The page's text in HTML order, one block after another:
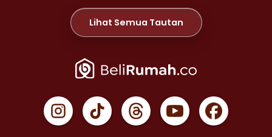
Properti Dijual di Meruya >
Properti Dijual di Jelambar >
Properti Dijual di Jakarta Pusat >
Properti Dijual di Gambir >
Properti Dijual di Johar Baru >
Lihat Semua Tautan